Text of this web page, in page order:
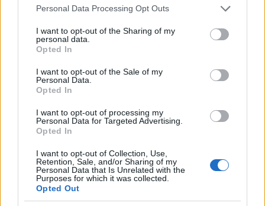
Please note that this website/app uses one or more Google
not limited to your visit or usage behaviour. You may click to
grant or deny consent to Google and its third-party tags to
use your data for below specified purposes in below Google
consent section.
Personal Data Processing Opt Outs
I want to opt-out of the Sharing of my
personal data.
Opted In
I want to opt-out of the Sale of my
Personal Data.
Opted In
I want to opt-out of processing my
Personal Data for Targeted Advertising.
Opted In
I want to opt-out of Collection, Use,
Retention, Sale, and/or Sharing of my
Personal Data that Is Unrelated with the
Purposes for which it was collected.
Opted Out
F
a
ce
b
o
o
k
T
w
te
r
Pi
n
te
re
W
at
s
p
S
h
re
Prossimo articolo
NOTIZIE RECENTI
Incidente sulla strada provinciale ad Arzachena,
un ferito